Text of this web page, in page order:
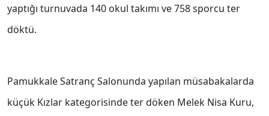
yaptığı turnuvada 140 okul takımı ve 758 sporcu ter
döktü.
Pamukkale Satranç Salonunda yapılan müsabakalarda
küçük Kızlar kategorisinde ter döken Melek Nisa Kuru,